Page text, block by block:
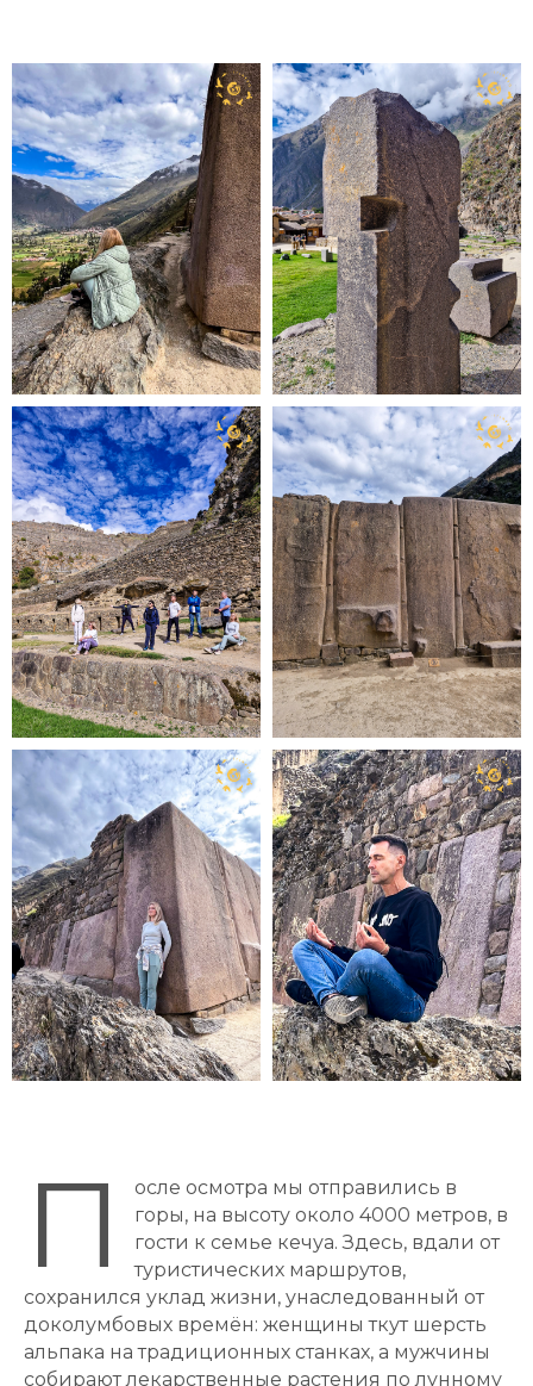
П
осле осмотра мы отправились в
горы, на высоту около 4000 метров, в
гости к семье кечуа. Здесь, вдали от
туристических маршрутов,
сохранился уклад жизни, унаследованный от
доколумбовых времён: женщины ткут шерсть
альпака на традиционных станках, а мужчины
собирают лекарственные растения по лунному